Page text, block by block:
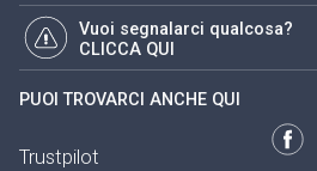
Vuoi segnalarci qualcosa?
CLICCA QUI
PUOI TROVARCI ANCHE QUI
Trustpilot